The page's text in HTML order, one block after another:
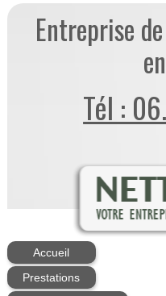
Entreprise
Tél :
Accueil
Prestations